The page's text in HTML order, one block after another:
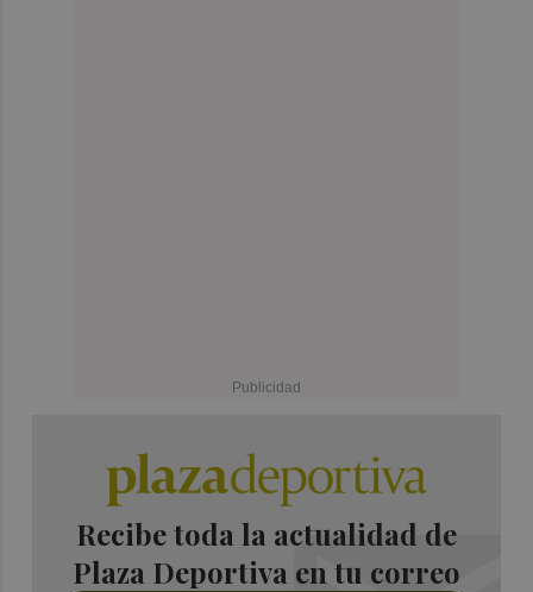
Recibe toda la actualidad de
Plaza Deportiva en tu correo